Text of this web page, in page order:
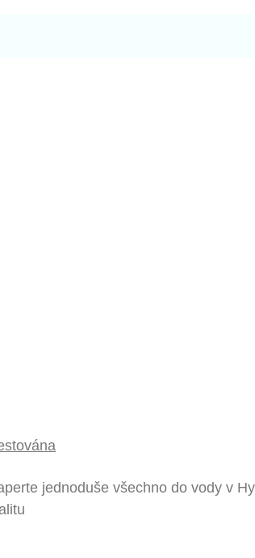
jednoduše všechno do vody v